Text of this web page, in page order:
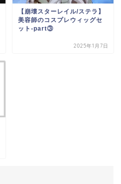
【崩壊スターレイル/ステラ】
美容師のコスプレウィッグセ
ット-part③
2025年1月7日